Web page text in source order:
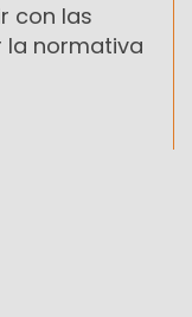
con las
la normativa